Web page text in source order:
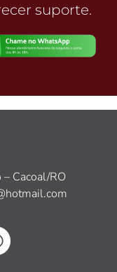
suporte.
Cacoal/RO